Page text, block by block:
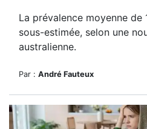
La prévalence moyenne de
sous-estimée, selon une
australienne.
Par : André Fauteux